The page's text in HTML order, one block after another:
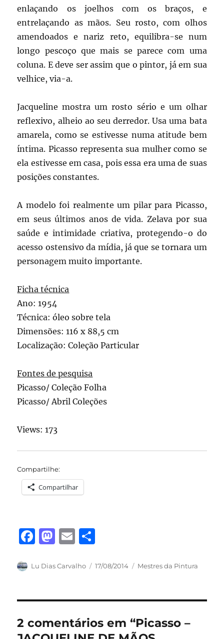
enlaçando os joelhos com os braços, e
entrelaçando as mãos. Seu rosto, com olhos
amendoados e nariz reto, equilibra-se num
longo pescoço que mais se parece com uma
coluna. E deve ser assim que o pintor, já em sua
velhice, via-a.
Jacqueline mostra um rosto sério e um olhar
reflexivo, alheio ao seu derredor. Usa uma bata
amarela, como se estivesse numa atitude bem
íntima. Picasso representa sua mulher como se
ela estivesse em casa, pois essa era uma de suas
posições constantes.
A modelo foi realmente um pilar para Picasso,
em seus últimos anos de vida. Zelava por sua
saúde e intimidade criativa, protegendo-o do
acesso ostensivo da mídia, já que se tornara um
personagem muito importante.
Ficha técnica
Ano: 1954
Técnica: óleo sobre tela
Dimensões: 116 x 88,5 cm
Localização: Coleção Particular
Fontes de pesquisa
Picasso/ Coleção Folha
Picasso/ Abril Coleções
Views: 173
Compartilhe:
Compartilhar
F
c
b
o
o
M
st
d
o
n
E
ai a
Autor
Lu Dias Carvalho
Publicado
17/08/2014 Categorias
Mestres da Pintura
2 comentários em “Picasso –